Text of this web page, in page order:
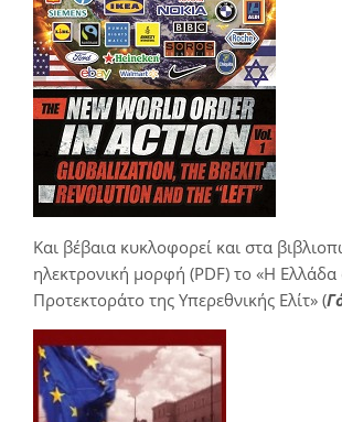
Και βέβαια κυκλοφορεί και στα
ηλεκτρονική μορφή (PDF) το «Η
Προτεκτοράτο της Υπερεθνικής Ελίτ» (